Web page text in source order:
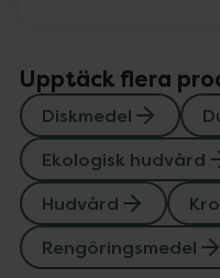
Upptäck flera
Diskmedel
Ekologisk hudvård
Hudvård
Rengöringsmedel